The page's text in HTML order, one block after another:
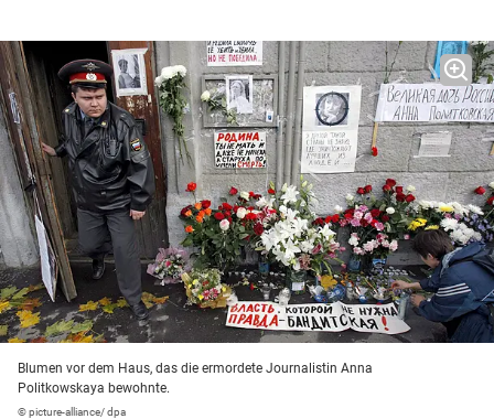
Blumen vor dem Haus, das die ermordete Journalistin Anna
Politkowskaya bewohnte.
© picture-alliance/ dpa